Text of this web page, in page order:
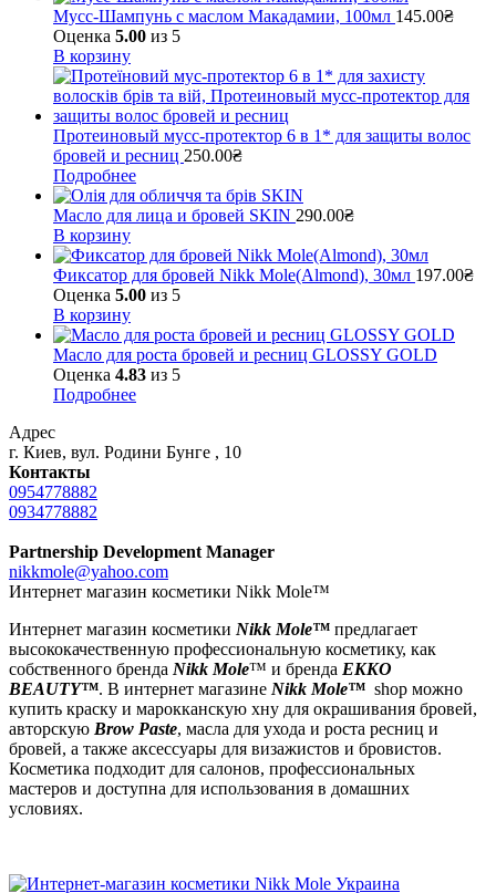
Мусс-Шампунь с маслом Макадамии, 100мл 145.00₴
Оценка 5.00 из 5
В корзину
Протеиновый мусс-протектор 6 в 1* для защиты волос
бровей и ресниц 250.00₴
Подробнее
Масло для лица и бровей SKIN 290.00₴
В корзину
Фиксатор для бровей Nikk Mole(Almond), 30мл 197.00₴
Оценка 5.00 из 5
В корзину
Масло для роста бровей и ресниц GLOSSY GOLD
Оценка 4.83 из 5
Подробнее
Адрес
г. Киев, вул. Родини Бунге , 10
Контакты
0954778882
0934778882
Partnership Development Manager
nikkmole@yahoo.com
Интернет магазин косметики Nikk Mole™
Интернет магазин косметики Nikk Mole™ предлагает
высококачественную профессиональную косметику, как
собственного бренда Nikk Mole™ и бренда EKKO
BEAUTY™. В интернет магазине Nikk Mole™ shop можно
купить краску и марокканскую хну для окрашивания бровей,
авторскую Brow Paste, масла для ухода и роста ресниц и
бровей, а также аксессуары для визажистов и бровистов.
Косметика подходит для салонов, профессиональных
мастеров и доступна для использования в домашних
условиях.